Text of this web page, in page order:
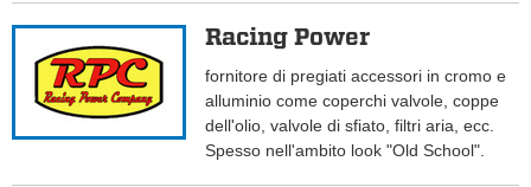
Racing Power
fornitore di pregiati accessori in cromo e
alluminio come coperchi valvole, coppe
dell'olio, valvole di sfiato, filtri aria, ecc.
Spesso nell'ambito look "Old School".